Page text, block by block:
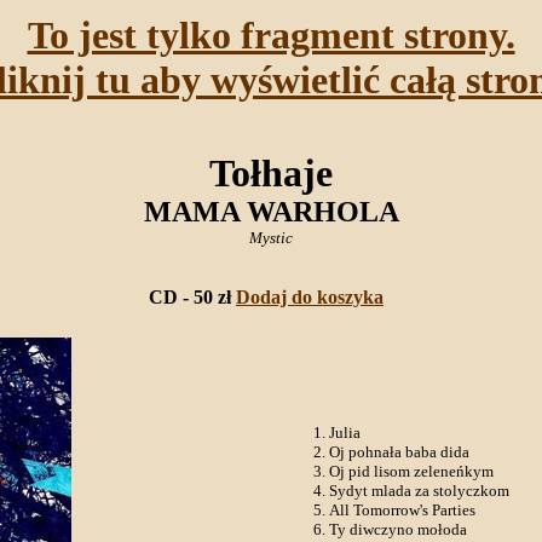
To jest tylko fragment strony.
tu aby wyświetlić całą
Tołhaje
MAMA WARHOLA
Mystic
CD - 50 złDodaj do koszyka
Julia
Oj pohnała baba dida
Oj pid lisom zeleneńkym
Sydyt mlada za stolyczkom
All Tomorrow's Parties
Ty diwczyno mołoda